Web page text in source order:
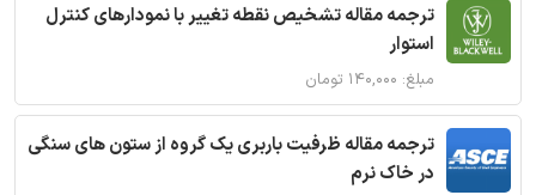
ترجمه مقاله تشخیص نقطه تغییر با نمودارهای کنترل
استوار
مبلغ: ۱۴۰,۰۰۰ تومان
ترجمه مقاله ظرفیت باربری یک گروه از ستون های سنگی
در خاک نرم